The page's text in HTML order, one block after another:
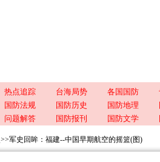
热点追踪 台海局势 各国国防
国防法规 国防历史 国防地理
问题解答 国防报刊 国防文学
>>军史回眸：福建--中国早期航空的摇篮(图)